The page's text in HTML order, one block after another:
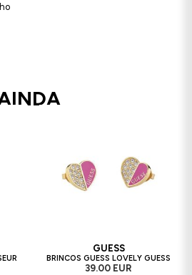
GUESS
BRINCOS GUESS LOVELY GUESS
39.00 EUR